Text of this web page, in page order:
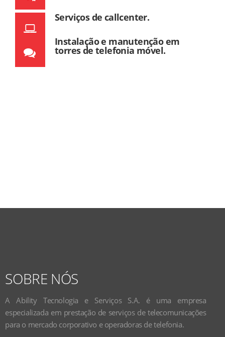
Serviços de callcenter.
Instalação e manutenção em
torres de telefonia móvel.
SOBRE NÓS
A Ability Tecnologia e Serviços S.A. é uma empresa
especializada em prestação de serviços de telecomunicações
para o mercado corporativo e operadoras de telefonia.